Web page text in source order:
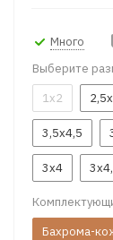
Много
Выберите
1x2
3,5x4,5
3x4
Бахрома-